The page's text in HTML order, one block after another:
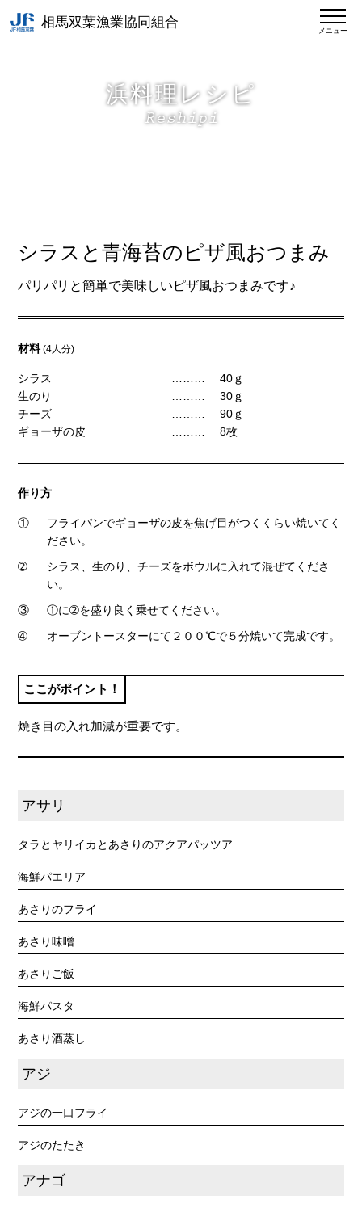
相馬双葉漁業協同組合
メニュー
浜料理レシピ
Reshipi
シラスと青海苔のピザ風おつまみ
パリパリと簡単で美味しいピザ風おつまみです♪
材料 (4人分)
シラス
40ｇ
生のり
30ｇ
チーズ
90ｇ
ギョーザの皮
8枚
作り方
①
フライパンでギョーザの皮を焦げ目がつくくらい焼いてく
ださい。
➁
シラス、生のり、チーズをボウルに入れて混ぜてくださ
い。
③
①に➁を盛り良く乗せてください。
➃
オーブントースターにて２００℃で５分焼いて完成です。
ここがポイント！
焼き目の入れ加減が重要です。
アサリ
タラとヤリイカとあさりのアクアパッツア
海鮮パエリア
あさりのフライ
あさり味噌
あさりご飯
海鮮パスタ
あさり酒蒸し
アジ
アジの一口フライ
アジのたたき
アナゴ